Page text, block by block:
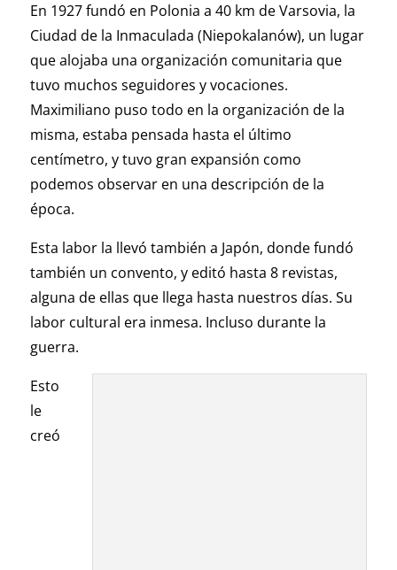
En 1927 fundó en Polonia a 40 km de Varsovia, la
Ciudad de la Inmaculada (Niepokalanów), un lugar
que alojaba una organización comunitaria que
tuvo muchos seguidores y vocaciones.
Maximiliano puso todo en la organización de la
misma, estaba pensada hasta el último
centímetro, y tuvo gran expansión como
podemos observar en una descripción de la
época.
Esta labor la llevó también a Japón, donde fundó
también un convento, y editó hasta 8 revistas,
alguna de ellas que llega hasta nuestros días. Su
labor cultural era inmesa. Incluso durante la
guerra.
Esto
le
creó